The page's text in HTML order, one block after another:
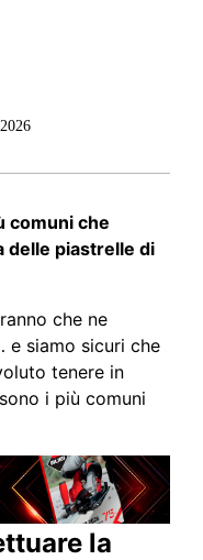
comuni che
delle piastrelle di
che ne
e siamo sicuri che
tenere in
i più comuni
la